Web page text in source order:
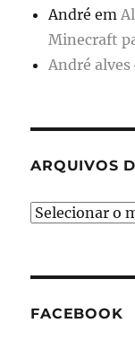
André em
Minecraft
André alves
ARQUIVOS
Arquivos
FACEBOOK